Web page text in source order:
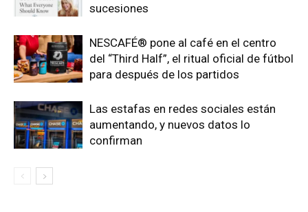
sucesiones
NESCAFÉ® pone al café en el centro
del “Third Half”, el ritual oficial de fútbol
para después de los partidos
Las estafas en redes sociales están
aumentando, y nuevos datos lo
confirman